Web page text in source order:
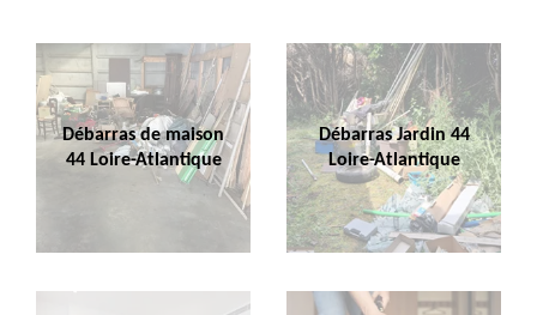
Débarras de maison
44 Loire-Atlantique
Débarras Jardin 44
Loire-Atlantique